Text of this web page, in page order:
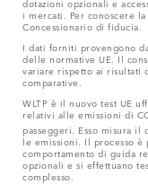
i mercati. Per conoscere
Concessionario di fiducia.
I dati forniti provengono
delle normative UE. Il
variare rispetto ai risultati
comparative.
WLTP è il nuovo test UE
relativi alle emissioni di
passeggeri. Esso misura
le emissioni. Il processo
comportamento di guida
opzionali e si effettuano
complesso.